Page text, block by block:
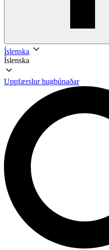
Íslenska
Íslenska
Uppfærslur hugbúnaðar